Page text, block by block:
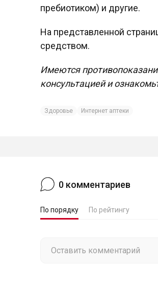
пребиотиком) и другие.
На представленной
средством.
Имеются
консультацией и
Здоровье Интернет аптеки
0 комментариев
По порядку По рейтингу